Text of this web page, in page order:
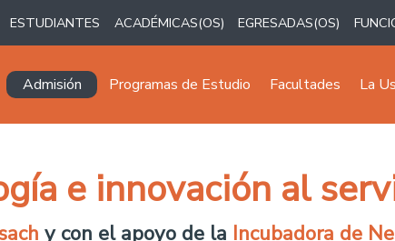
ESTUDIANTES ACADÉMICAS(OS) EGRESADAS(OS)
Navegación principal
Admisión Programas de Estudio Facultades La
e innovación al
y con el apoyo de la Incubadora de